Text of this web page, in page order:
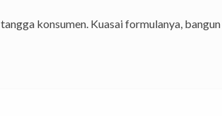
konsumen. Kuasai formulanya, bangun